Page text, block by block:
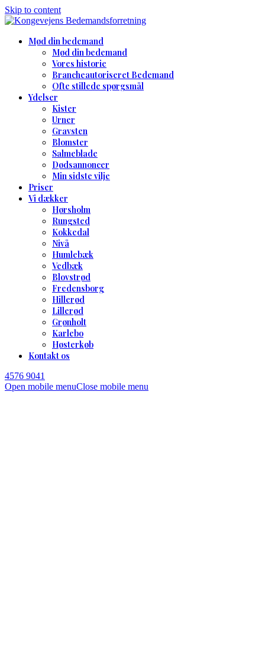
Skip to content
Mød din bedemand
Mød din bedemand
Vores historie
Brancheautoriseret Bedemand
Ofte stillede spørgsmål
Ydelser
Kister
Urner
Gravsten
Blomster
Salmeblade
Dødsannoncer
Min sidste vilje
Priser
Vi dækker
Hørsholm
Rungsted
Kokkedal
Nivå
Humlebæk
Vedbæk
Blovstrød
Fredensborg
Hillerød
Lillerød
Grønholt
Karlebo
Høsterkøb
Kontakt os
4576 9041
Open mobile menuClose mobile menu